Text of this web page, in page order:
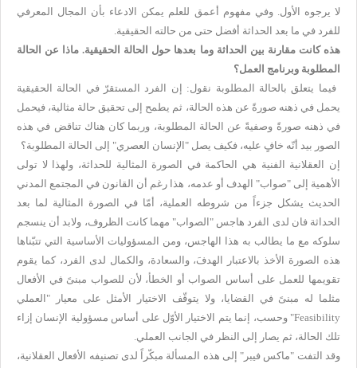
لا يرجوه الأول. وفي مفهوم أعمق للعلم يمكن الادعاء بأن المجال المعرفي
للفرد في ما بعد الحداثة أفضل حتى من حالته الحقيقية.
هذه كانت مقارنة بين الحداثة وما بعدها حول الحالة الحقيقية. ماذا عن الحالة
المطلوبة وبرنامج العمل؟
فيما يتعلق بالحالة المطلوبة نقول: إن الفرد المستقرّ في الحالة الحقيقية
يحمل في ذهنه صورةً عن هذه الحالة، ثم يطمح إلى تحقيق حالة مثالية، فيحمل
في ذهنه صورةً وصفيةً عن الحالة المطلوبة، وربما كان هناك تناقض في هذه
الصور بيد أنّه خافٍ عليه، فكيف يصل "الإنسان العصري" إلى الحالة المطلوبة؟
إن العقلانية الفنية هي الحاكمة في الصورة المثالية للحداثة، ولهذا لا تولى
الأهمية إلى "صواب" الهدف أو عدمه، هذا رغم أن القانون في المجتمع المدني
الحديث يشكل جزءاً من شروطه العملية، أمّا في الصورة المثالية لما بعد
الحداثة فان لدى الفرد هاجس "الصواب" مهما كانت الظروف، ولابد أن ينسجم
سلوكه مع ما يطالب به هذا الهاجس، ومن المسؤوليات الأساسية التي تتبّناها
هذه الصورة الأخذ بالاعتبار الهدفَ، والسعادة، والكمال لدى الفرد، كما يقوم
تقويمها للعمل على أساس الصواب أو الخطأ، لأن للصواب مبنىً في الأفعال
مثلما له مبنىً في القضايا، ولا يتوقّف الاختيار الأمثل على معيار "العملي
Feasibility" وحسب، إنما يتم الاختيار الأوّل على أساس مسؤولية الإنسان إزاء
تلك الحالة، ثم يصار إلى النظر في الجانب العملي.
وقد التفت "ماكس فيبر" إلى هذه المسألة مبكّراً لدى تصنيفه الأفعال العقلانية،